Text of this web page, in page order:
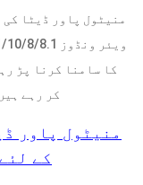
منیٹول پاور ڈیٹا
کا سامنا کرنا پڑ
کر رہے
منیٹول پاور
کے